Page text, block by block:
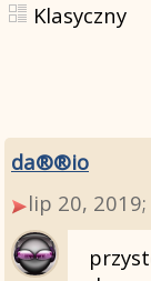
Klasyczny
da®®io
lip 20,